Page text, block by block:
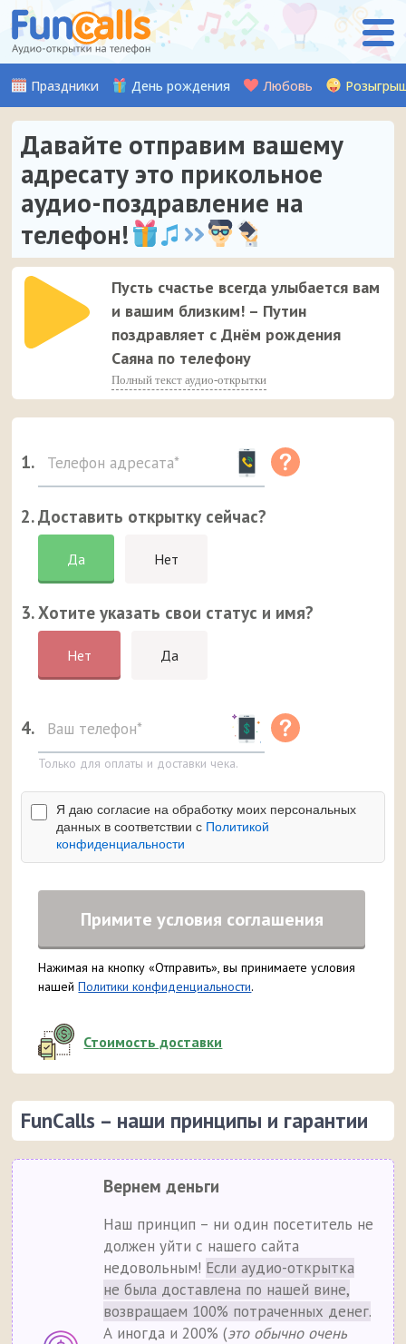
Праздники День рождения Любовь
Давайте отправим вашему
адресату это прикольное
аудио-поздравление на
телефон!
Пусть счастье всегда улыбается вам
и вашим близким! – Путин
поздравляет с Днём рождения
Саяна по телефону
Полный текст аудио-открытки
1.
2. Доставить открытку сейчас?
Да Нет
3. Хотите указать свои статус и имя?
Нет Да
4.
Только для оплаты и доставки чека.
Я даю согласие на обработку моих персональных
данных в соответствии с Политикой
конфиденциальности
Примите условия соглашения
Нажимая на кнопку «Отправить», вы принимаете условия
нашейПолитики конфиденциальности.
Стоимость доставки
FunCalls – наши принципы и гарантии
Вернем деньги
Наш принцип – ни один посетитель не
должен уйти с нашего сайта
недовольным! Если аудио-открытка
не была доставлена по нашей вине,
возвращаем 100% потраченных денег.
А иногда и 200% (это обычно очень